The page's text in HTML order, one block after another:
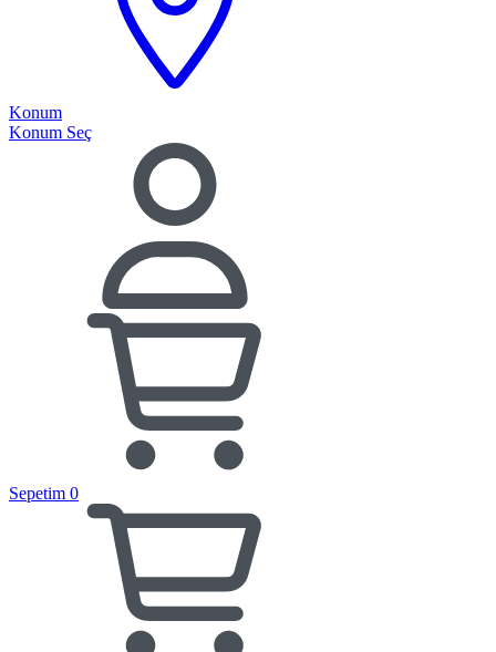
Konum
Konum Seç
Sepetim 0